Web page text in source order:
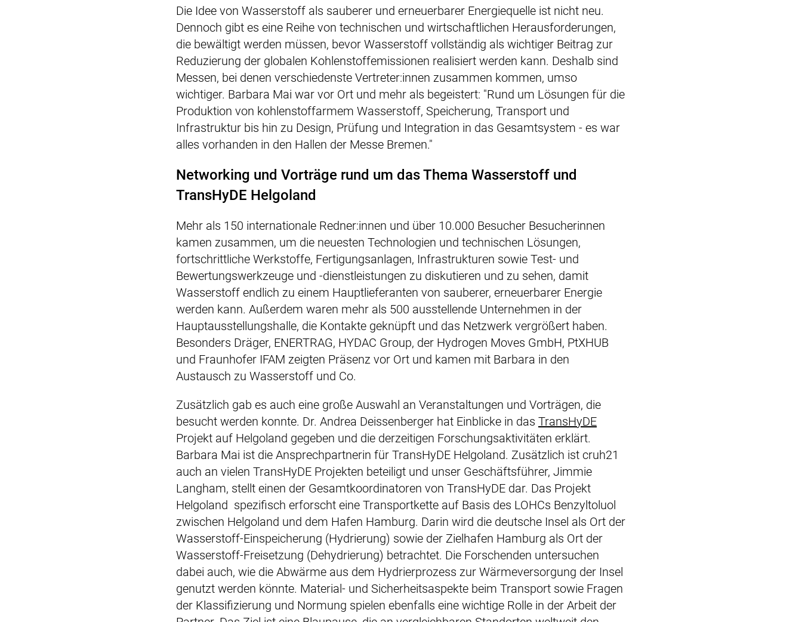
Die Idee von Wasserstoff als sauberer und erneuerbarer Energiequelle ist nicht neu.
Dennoch gibt es eine Reihe von technischen und wirtschaftlichen Herausforderungen,
die bewältigt werden müssen, bevor Wasserstoff vollständig als wichtiger Beitrag zur
Reduzierung der globalen Kohlenstoffemissionen realisiert werden kann. Deshalb sind
Messen, bei denen verschiedenste Vertreter:innen zusammen kommen, umso
wichtiger. Barbara Mai war vor Ort und mehr als begeistert: "Rund um Lösungen für die
Produktion von kohlenstoffarmem Wasserstoff, Speicherung, Transport und
Infrastruktur bis hin zu Design, Prüfung und Integration in das Gesamtsystem - es war
alles vorhanden in den Hallen der Messe Bremen."
Networking und Vorträge rund um das Thema Wasserstoff und
TransHyDE Helgoland
Mehr als 150 internationale Redner:innen und über 10.000 Besucher Besucherinnen
kamen zusammen, um die neuesten Technologien und technischen Lösungen,
fortschrittliche Werkstoffe, Fertigungsanlagen, Infrastrukturen sowie Test- und
Bewertungswerkzeuge und -dienstleistungen zu diskutieren und zu sehen, damit
Wasserstoff endlich zu einem Hauptlieferanten von sauberer, erneuerbarer Energie
werden kann. Außerdem waren mehr als 500 ausstellende Unternehmen in der
Hauptausstellungshalle, die Kontakte geknüpft und das Netzwerk vergrößert haben.
Besonders Dräger, ENERTRAG, HYDAC Group, der Hydrogen Moves GmbH, PtXHUB
und Fraunhofer IFAM zeigten Präsenz vor Ort und kamen mit Barbara in den
Austausch zu Wasserstoff und Co.
Zusätzlich gab es auch eine große Auswahl an Veranstaltungen und Vorträgen, die
besucht werden konnte. Dr. Andrea Deissenberger hat Einblicke in das TransHyDE
Projekt auf Helgoland gegeben und die derzeitigen Forschungsaktivitäten erklärt.
Barbara Mai ist die Ansprechpartnerin für TransHyDE Helgoland. Zusätzlich ist cruh21
auch an vielen TransHyDE Projekten beteiligt und unser Geschäftsführer, Jimmie
Langham, stellt einen der Gesamtkoordinatoren von TransHyDE dar. Das Projekt
Helgoland spezifisch erforscht eine Transportkette auf Basis des LOHCs Benzyltoluol
zwischen Helgoland und dem Hafen Hamburg. Darin wird die deutsche Insel als Ort der
Wasserstoff-Einspeicherung (Hydrierung) sowie der Zielhafen Hamburg als Ort der
Wasserstoff-Freisetzung (Dehydrierung) betrachtet. Die Forschenden untersuchen
dabei auch, wie die Abwärme aus dem Hydrierprozess zur Wärmeversorgung der Insel
genutzt werden könnte. Material- und Sicherheitsaspekte beim Transport sowie Fragen
der Klassifizierung und Normung spielen ebenfalls eine wichtige Rolle in der Arbeit der